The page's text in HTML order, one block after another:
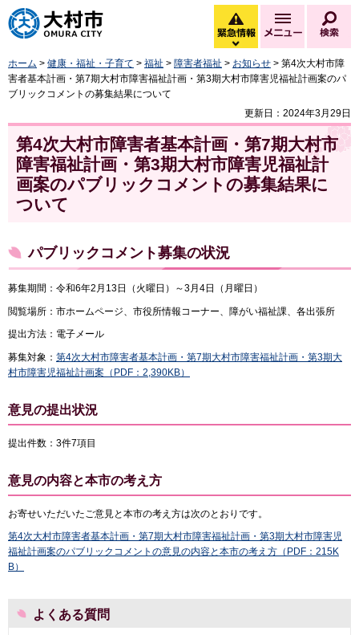
大村市
緊急情報
緊急情報を開く
メニュー
ホーム > 健康・福祉・子育て > 福祉 > 障害者福祉 > お知らせ > 第4次大村市障
害者基本計画・第7期大村市障害福祉計画・第3期大村市障害児福祉計画案のパ
ブリックコメントの募集結果について
更新日：2024年3月29日
第4次大村市障害者基本計画・第7期大村市
障害福祉計画・第3期大村市障害児福祉計
画案のパブリックコメントの募集結果に
ついて
パブリックコメント募集の状況
募集期間：令和6年2月13日（火曜日）～3月4日（月曜日）
閲覧場所：市ホームページ、市役所情報コーナー、障がい福祉課、各出張所
提出方法：電子メール
募集対象： 第4次大村市障害者基本計画・第7期大村市障害福祉計画・第3期大
村市障害児福祉計画案（PDF：2,390KB）
意見の提出状況
提出件数：3件7項目
意見の内容と本市の考え方
お寄せいただいたご意見と本市の考え方は次のとおりです。
第4次大村市障害者基本計画・第7期大村市障害福祉計画・第3期大村市障害児
福祉計画案のパブリックコメントの意見の内容と本市の考え方（PDF：215K
B）
よくある質問